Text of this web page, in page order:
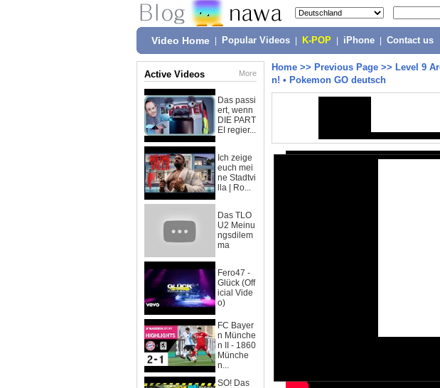
Video Home Popular Videos K-POP iPhone Contact us
Active Videos More
Das passi
ert, wenn
DIE PART
EI regier...
Ich zeige
euch mei
ne Stadtvi
lla | Ro...
Das TLO
U2 Meinu
ngsdilem
ma
Fero47 -
Glück (Off
icial Vide
o)
FC Bayer
n Münche
n II - 1860
Münche
n...
SO! Das
Home >> Previous Page >> Level 9
n! • Pokemon GO deutsch